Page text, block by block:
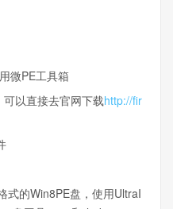
微PE工具箱
可以直接去官网下载http://fir
式的Win8PE盘，使用UltraI